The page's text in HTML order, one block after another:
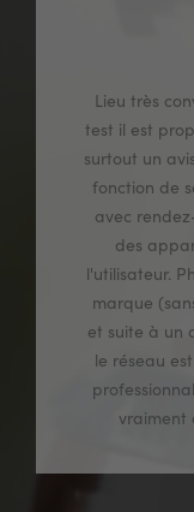
Lieu très
test il est
surtout un
fonction de
avec
des
l'utilisateur.
marque
et suite à un
le réseau
vraiment